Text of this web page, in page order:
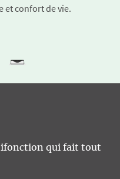
confort de vie.
qui fait tout